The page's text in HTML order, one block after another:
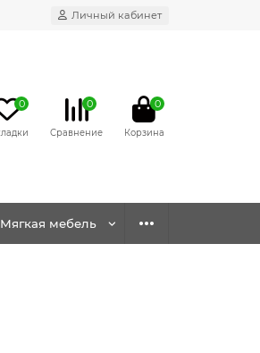
Личный кабинет
0 0 0
Мягкая мебель